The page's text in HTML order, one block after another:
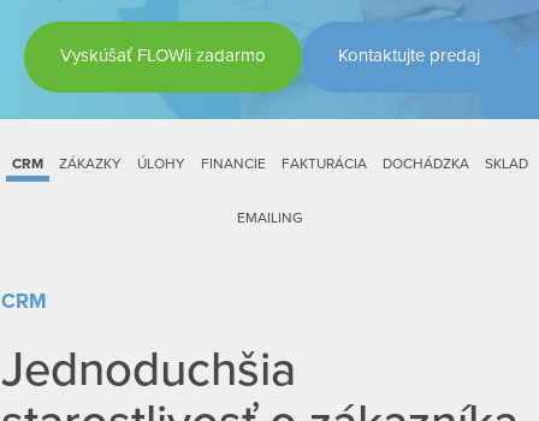
Vyskúšať FLOWii zadarmo Kontaktujte predaj
CRM ZÁKAZKY ÚLOHY FINANCIE FAKTURÁCIA DOCHÁDZKA SKLAD
EMAILING
CRM
Jednoduchšia